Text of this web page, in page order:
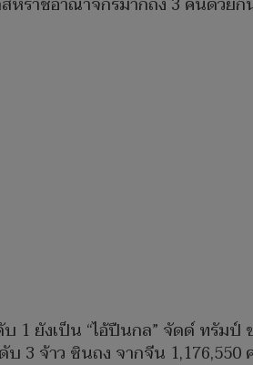
1 ยังเป็น “ไอ้ปืนกล” จัดด์ ทรัมป์
3 จ้าว ซินถง จากจีน